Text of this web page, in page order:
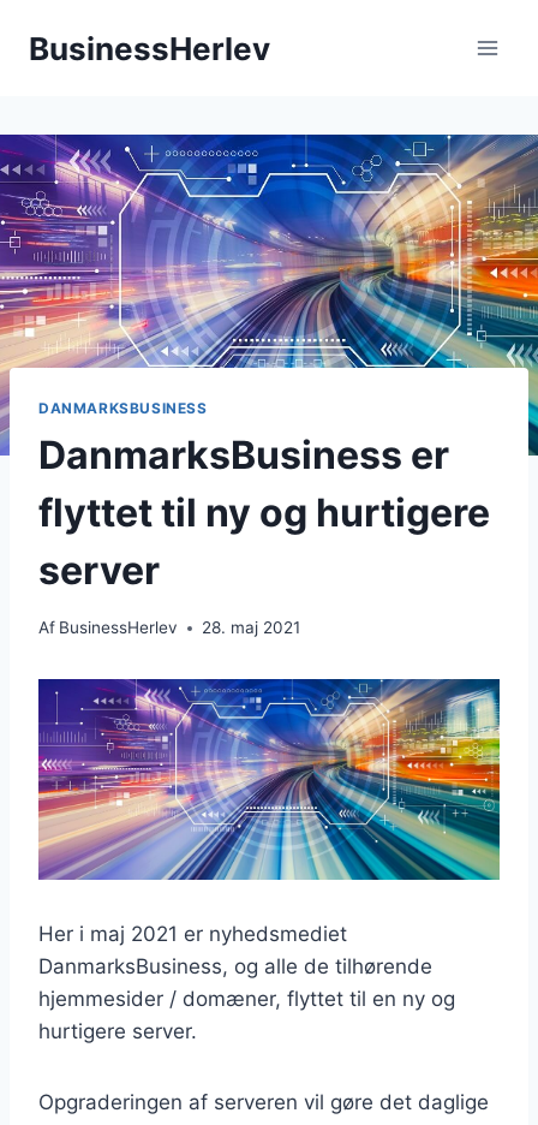
BusinessHerlev
DANMARKSBUSINESS
DanmarksBusiness er
flyttet til ny og hurtigere
server
Af BusinessHerlev 28. maj 2021
Her i maj 2021 er nyhedsmediet
DanmarksBusiness, og alle de tilhørende
hjemmesider / domæner, flyttet til en ny og
hurtigere server.
Opgraderingen af serveren vil gøre det daglige